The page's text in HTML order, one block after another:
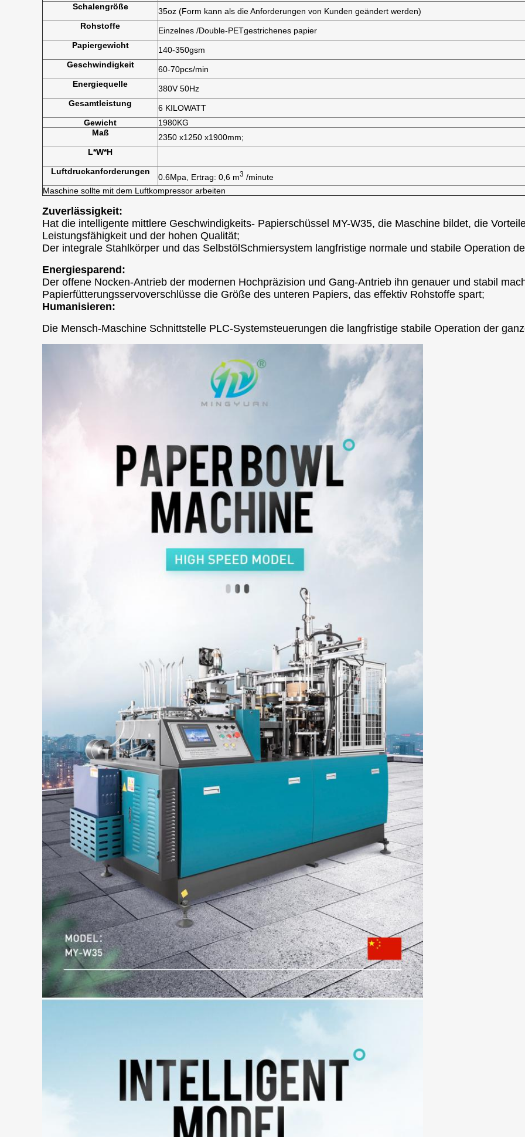
Schalengröße
35oz (Form kann als die Anforderungen von Kunden geändert werden)
Rohstoffe
Einzelnes /Double-PETgestrichenes papier
Papiergewicht
140-350gsm
Geschwindigkeit
60-70pcs/min
Energiequelle
380V 50Hz
Gesamtleistung
6 KILOWATT
Gewicht
1980KG
Maß
2350 x1250 x1900mm;
L*W*H
Luftdruckanforderungen
0.6Mpa, Ertrag: 0,6 m3 /minute
Maschine sollte mit dem Luftkompressor arbeiten
Zuverlässigkeit:
Hat die intelligente mittlere Geschwindigkeits- Papierschüssel MY-W35, die Maschine bildet, die
Leistungsfähigkeit und der hohen Qualität;
Der integrale Stahlkörper und das SelbstölSchmiersystem langfristige normale und stabile Operation
Energiesparend:
Der offene Nocken-Antrieb der modernen Hochpräzision und Gang-Antrieb ihn genauer und stabil
Papierfütterungsservoverschlüsse die Größe des unteren Papiers, das effektiv Rohstoffe spart;
Humanisieren:
Die Mensch-Maschine Schnittstelle PLC-Systemsteuerungen die langfristige stabile Operation der